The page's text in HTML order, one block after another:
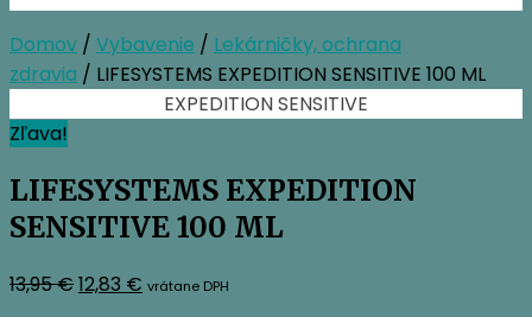
Domov / Vybavenie / Lekárničky, ochrana
zdravia / LIFESYSTEMS EXPEDITION SENSITIVE 100 ML
Zľava!
LIFESYSTEMS EXPEDITION
SENSITIVE 100 ML
13,95€Pôvodná
12,83 € Aktuálna
vrátane DPH